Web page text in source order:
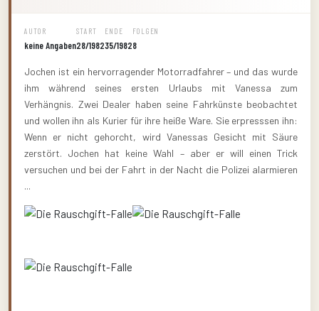
AUTOR
keine Angaben
START
28/1982
ENDE
35/1982
FOLGEN
8
Jochen ist ein hervorragender Motorradfahrer – und das wurde
ihm während seines ersten Urlaubs mit Vanessa zum
Verhängnis. Zwei Dealer haben seine Fahrkünste beobachtet
und wollen ihn als Kurier für ihre heiße Ware. Sie erpresssen ihn:
Wenn er nicht gehorcht, wird Vanessas Gesicht mit Säure
zerstört. Jochen hat keine Wahl – aber er will einen Trick
versuchen und bei der Fahrt in der Nacht die Polizei alarmieren
...